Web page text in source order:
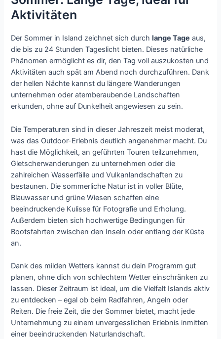
Aktivitäten
Der Sommer in Island zeichnet sich durchlange Tage aus,
die bis zu 24 Stunden Tageslicht bieten. Dieses natürliche
Phänomen ermöglicht es dir, den Tag voll auszukosten und
Aktivitäten auch spät am Abend noch durchzuführen. Dank
der hellen Nächte kannst du längere Wanderungen
unternehmen oder atemberaubende Landschaften
erkunden, ohne auf Dunkelheit angewiesen zu sein.
Die Temperaturen sind in dieser Jahreszeit meist moderat,
was das Outdoor-Erlebnis deutlich angenehmer macht. Du
hast die Möglichkeit, an geführten Touren teilzunehmen,
Gletscherwanderungen zu unternehmen oder die
zahlreichen Wasserfälle und Vulkanlandschaften zu
bestaunen. Die sommerliche Natur ist in voller Blüte,
Blauwasser und grüne Wiesen schaffen eine
beeindruckende Kulisse für Fotografie und Erholung.
Außerdem bieten sich hochwertige Bedingungen für
Bootsfahrten zwischen den Inseln oder entlang der Küste
an.
Dank des milden Wetters kannst du dein Programm gut
planen, ohne dich von schlechtem Wetter einschränken zu
lassen. Dieser Zeitraum ist ideal, um die Vielfalt Islands aktiv
zu entdecken – egal ob beim Radfahren, Angeln oder
Reiten. Die freie Zeit, die der Sommer bietet, macht jede
Unternehmung zu einem unvergesslichen Erlebnis inmitten
einer beeindruckenden Naturlandschaft.